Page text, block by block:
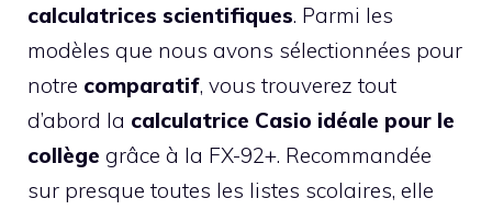
calculatrices scientifiques. Parmi les
modèles que nous avons sélectionnées pour
notre comparatif, vous trouverez tout
d’abord la calculatrice Casio idéale pour le
collège grâce à la FX-92+. Recommandée
sur presque toutes les listes scolaires, elle